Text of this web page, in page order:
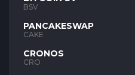
BSV
PANCAKESWAP
CAKE
CRONOS
CRO